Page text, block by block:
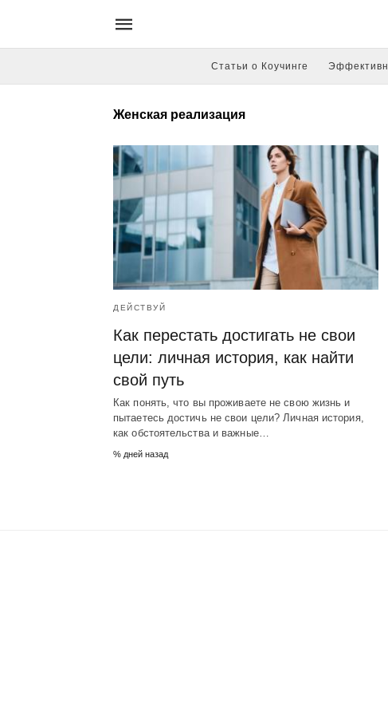
Статьи о Коучинге
Женская реализация
ДЕЙСТВУЙ
Как перестать достигать не свои
цели: личная история, как найти
свой путь
Как понять, что вы проживаете не свою жизнь и
пытаетесь достичь не свои цели? Личная история,
как обстоятельства и важные…
% дней назад